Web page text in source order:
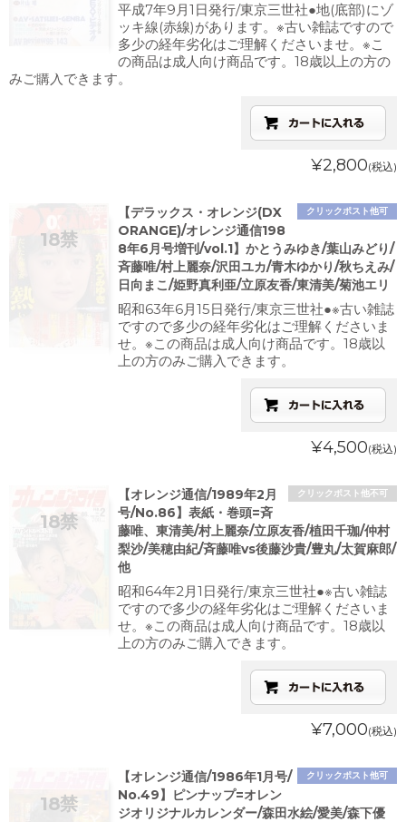
平成7年9月1日発行/東京三世社●地(底部)にゾ
ッキ線(赤線)があります。※古い雑誌ですので
多少の経年劣化はご理解くださいませ。※こ
の商品は成人向け商品です。18歳以上の方の
みご購入できます。
¥2,800(税込)
クリックポスト他可
【デラックス・オレンジ(DX
ORANGE)/オレンジ通信198
8年6月号増刊/vol.1】かとうみゆき/葉山みどり/
斉藤唯/村上麗奈/沢田ユカ/青木ゆかり/秋ちえみ/
日向まこ/姫野真利亜/立原友香/東清美/菊池エリ
昭和63年6月15日発行/東京三世社●※古い雑誌
ですので多少の経年劣化はご理解くださいま
せ。※この商品は成人向け商品です。18歳以
上の方のみご購入できます。
¥4,500(税込)
クリックポスト他不可
【オレンジ通信/1989年2月
号/No.86】表紙・巻頭=斉
藤唯、東清美/村上麗奈/立原友香/植田千珈/仲村
梨沙/美穂由紀/斉藤唯vs後藤沙貴/豊丸/太賀麻郎/
他
昭和64年2月1日発行/東京三世社●※古い雑誌
ですので多少の経年劣化はご理解くださいま
せ。※この商品は成人向け商品です。18歳以
上の方のみご購入できます。
¥7,000(税込)
クリックポスト他可
【オレンジ通信/1986年1月号/
No.49】ピンナップ=オレン
ジオリジナルカレンダー/森田水絵/愛美/森下優